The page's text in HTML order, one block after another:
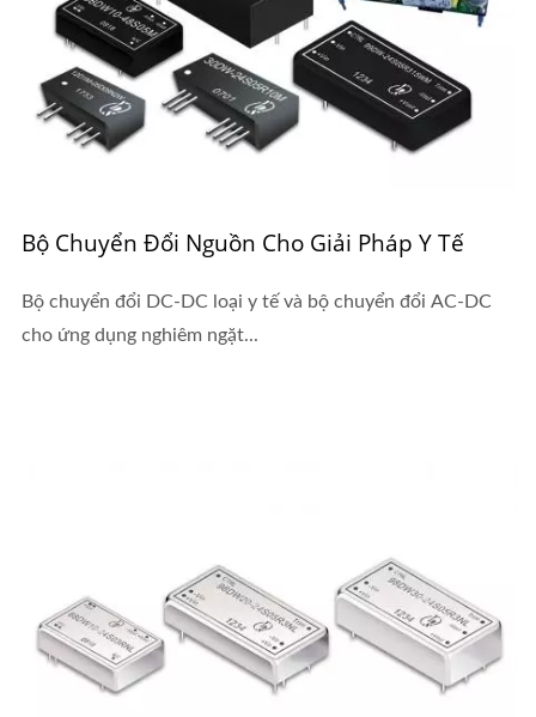
Bộ Chuyển Đổi Nguồn Cho Giải Pháp Y Tế
Bộ chuyển đổi DC-DC loại y tế và bộ chuyển đổi AC-DC
cho ứng dụng nghiêm ngặt...